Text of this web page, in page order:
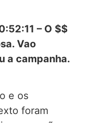
– O $$
Vao
a campanha.
e os
foram